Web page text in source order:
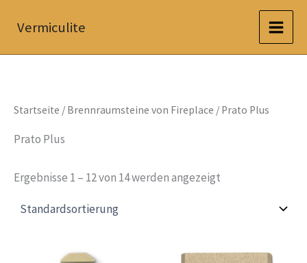
InhaltVermiculite
Startseite / Brennraumsteine von Fireplace / Prato Plus
Prato Plus
Ergebnisse 1 – 12 von 14 werden angezeigt